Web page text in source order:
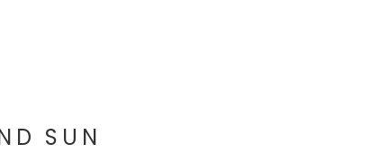
SUN